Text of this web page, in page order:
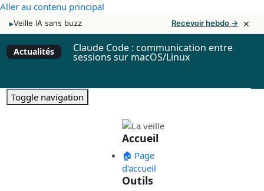
Aller au contenu principal
▸Veille IA sans buzz Recevoir hebdo → ×
Actualités Claude Code : communication entre
sessions sur macOS/Linux
Toggle navigation
Accueil
🏠 Page
d'accueil
Outils